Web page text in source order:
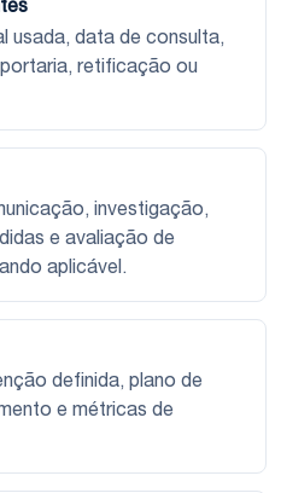
usada, data de consulta,
retificação ou
investigação,
e avaliação de
aplicável.
definida, plano de
e métricas de